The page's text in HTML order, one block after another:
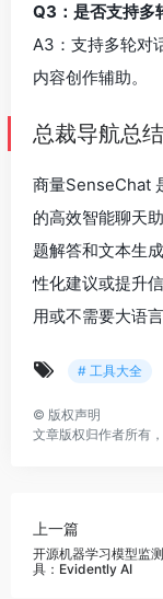
Q3：是否支持多
A3：支持多轮对
内容创作辅助。
总裁导航总结
商量SenseChat
的高效智能聊天
题解答和文本生
性化建议或提升
用或不需要大语
# 工具大全
© 版权声明
文章版权归作者所有
上一篇
开源机器学习模型监
具：Evidently AI